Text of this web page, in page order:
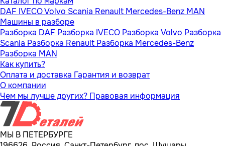
DAF IVECOVolvo Scania Renault Mercedes-Benz MAN
Машины в разборе
Разборка DAF Разборка IVECO Разборка Volvo Разборка
Scania Разборка Renault Разборка Mercedes-Benz
Разборка MAN
Как купить?
Оплата и доставка Гарантия и возврат
О компании
Чем мы лучше других? Правовая информация
МЫ В ПЕТЕРБУРГЕ